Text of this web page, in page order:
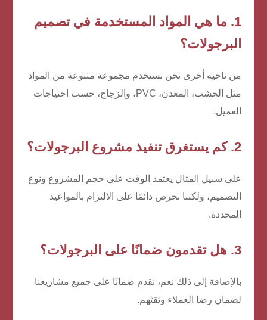
1. ما هي المواد المستخدمة في تصميم
البرجولات؟
من ناحية أخرى نحن نستخدم مجموعة متنوعة من المواد
مثل الخشب، المعدن، PVC، والزجاج، حسب احتياجات
العميل.
2. كم يستغرق تنفيذ مشروع البرجولات؟
على سبيل المثال يعتمد الوقت على حجم المشروع ونوع
التصميم، ولكننا نحرص دائمًا على الالتزام بالمواعيد
المحددة.
3. هل تقدمون ضمانًا على البرجولات؟
بالإضافة إلى ذلك نعم، نقدم ضمانًا على جميع مشاريعنا
لضمان رضا العملاء وثقتهم.